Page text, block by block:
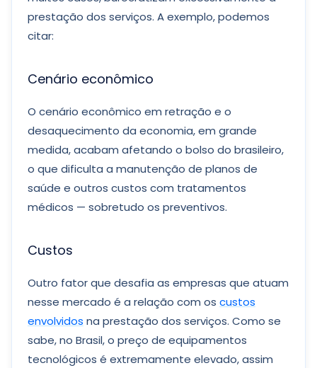
prestação dos serviços. A exemplo, podemos
citar:
Cenário econômico
O cenário econômico em retração e o
desaquecimento da economia, em grande
medida, acabam afetando o bolso do brasileiro,
o que dificulta a manutenção de planos de
saúde e outros custos com tratamentos
médicos — sobretudo os preventivos.
Custos
Outro fator que desafia as empresas que atuam
nesse mercado é a relação com os custos
envolvidos na prestação dos serviços. Como se
sabe, no Brasil, o preço de equipamentos
tecnológicos é extremamente elevado, assim